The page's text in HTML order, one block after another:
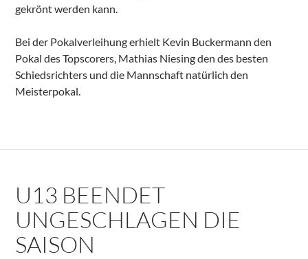
gekrönt werden kann.
Bei der Pokalverleihung erhielt Kevin Buckermann den
Pokal des Topscorers, Mathias Niesing den des besten
Schiedsrichters und die Mannschaft natürlich den
Meisterpokal.
U13 BEENDET
UNGESCHLAGEN DIE
SAISON